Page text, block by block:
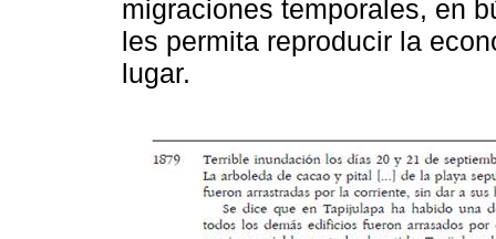
migraciones temporales, en
les permita reproducir la
lugar.